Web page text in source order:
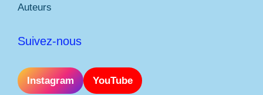
Auteurs
Suivez-nous
Instagram YouTube